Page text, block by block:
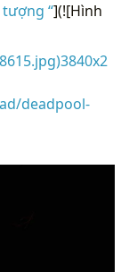
“](![Hình
deadpool-